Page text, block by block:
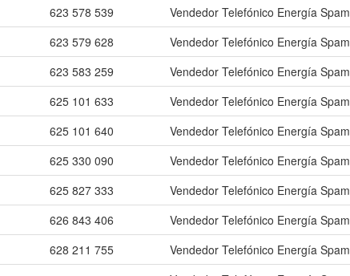
623 578 539
Vendedor Telefónico Energía Spam
623 579 628
Vendedor Telefónico Energía Spam
623 583 259
Vendedor Telefónico Energía Spam
625 101 633
Vendedor Telefónico Energía Spam
625 101 640
Vendedor Telefónico Energía Spam
625 330 090
Vendedor Telefónico Energía Spam
625 827 333
Vendedor Telefónico Energía Spam
626 843 406
Vendedor Telefónico Energía Spam
628 211 755
Vendedor Telefónico Energía Spam